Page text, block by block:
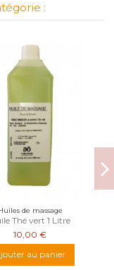
:
de massage
Thé vert 1 Litre
10,00 €
au panier